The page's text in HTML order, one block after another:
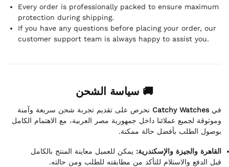
Every order is professionally packed to ensure maximum
protection during shipping.
If you have any questions before placing your order, our
customer support team is always happy to assist you.
🚚 سياسة الشحن
فيCatchy Watches نحرص على تقديم تجربة شحن سريعة وآمنة
وموثوقة لجميع عملائنا داخل جمهورية مصر العربية، مع الاهتمام الكامل
بوصول الطلب بأفضل حالة ممكنة.
القاهرة والجيزة والإسكندرية: يمكن للعميل معاينة المنتج بالكامل
قبل الدفع والاستلام للتأكد من مطابقته للطلب ومن حالته.